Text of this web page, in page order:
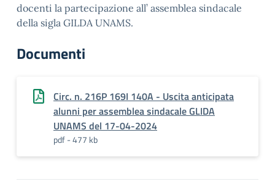
docenti la partecipazione all’ assemblea sindacale
della sigla GILDA UNAMS.
Documenti
Circ. n. 216P 169I 140A - Uscita anticipata
alunni per assemblea sindacale GLIDA
UNAMS del 17-04-2024
pdf - 477 kb